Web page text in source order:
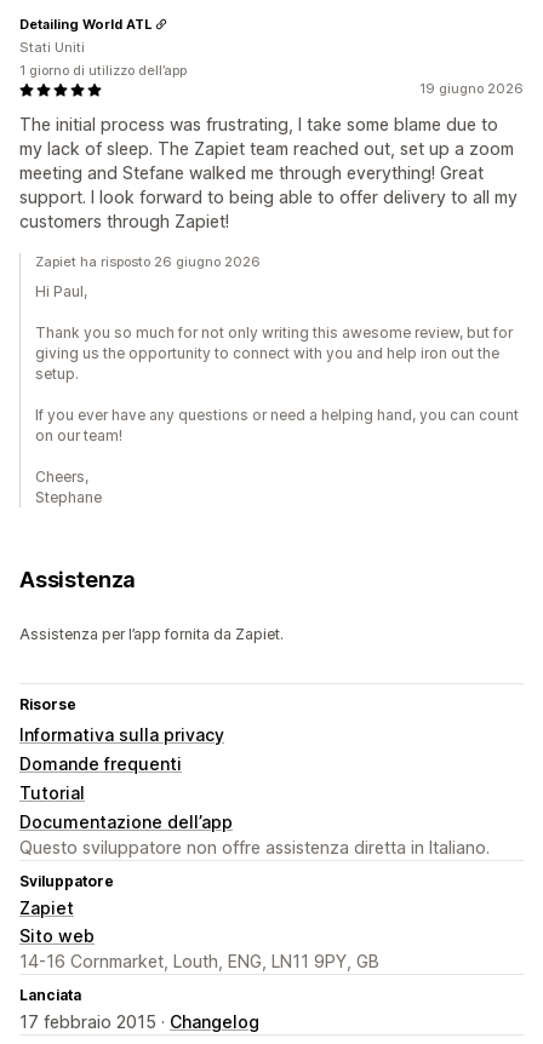
19 giugno 2026
The initial process was frustrating, I take some blame due to
my lack of sleep. The Zapiet team reached out, set up a zoom
meeting and Stefane walked me through everything! Great
support. I look forward to being able to offer delivery to all my
customers through Zapiet!
Detailing World ATL
Stati Uniti
1 giorno di utilizzo dell’app
Zapiet ha risposto 26 giugno 2026
Hi Paul,
Thank you so much for not only writing this awesome review, but for
giving us the opportunity to connect with you and help iron out the
setup.
If you ever have any questions or need a helping hand, you can count
on our team!
Cheers,
Stephane
Assistenza
Assistenza per l’app fornita da Zapiet.
Risorse
Informativa sulla privacy
Domande frequenti
Tutorial
Documentazione dell’app
Questo sviluppatore non offre assistenza diretta in Italiano.
Sviluppatore
Zapiet
Sito web
14-16 Cornmarket, Louth, ENG, LN11 9PY, GB
Lanciata
17 febbraio 2015 · Changelog